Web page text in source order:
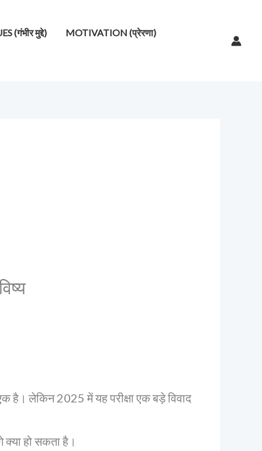
(गंभीर मुद्दे) MOTIVATION (प्रेरणा)
लेकिन 2025 में यह परीक्षा एक बड़े विवाद
क्या हो सकता है।